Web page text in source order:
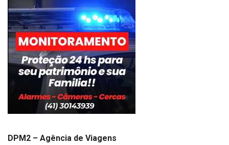
DPM2 – Agência de Viagens